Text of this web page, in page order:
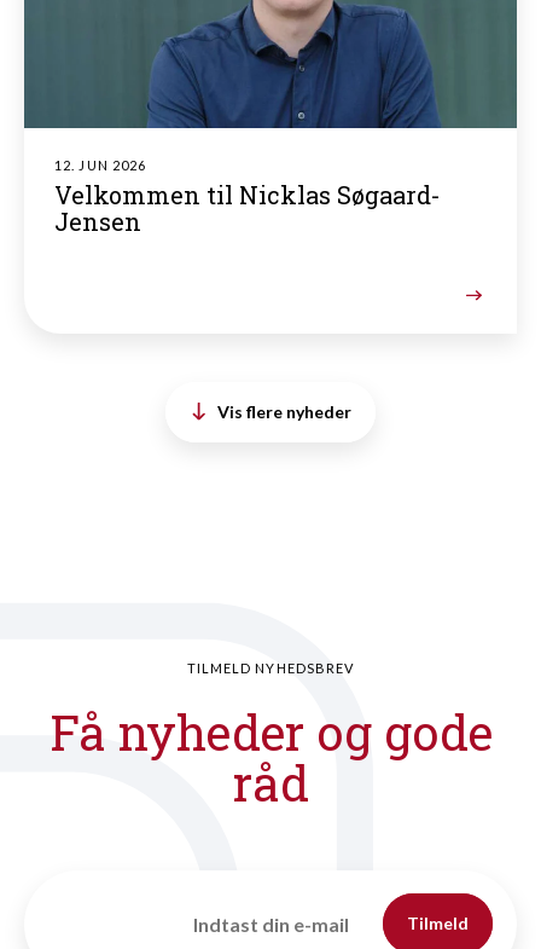
12. JUN 2026
Velkommen til Nicklas Søgaard-
Jensen
Vis flere nyheder
TILMELD NYHEDSBREV
Få nyheder og gode
råd
Tilmeld